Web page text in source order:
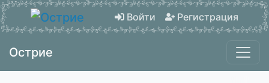
Войти Регистрация
Острие